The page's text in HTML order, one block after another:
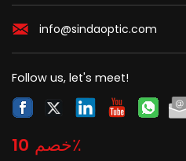
info@sindaoptic.com
Follow us, let's meet!
خصم 10٪